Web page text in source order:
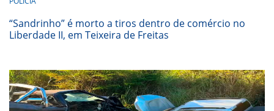
“Sandrinho” é morto a tiros dentro de comércio no
Liberdade II, em Teixeira de Freitas